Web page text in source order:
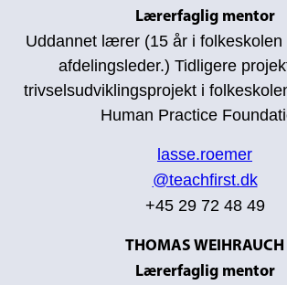
Lærerfaglig mentor
Uddannet lærer (15 år i
afdelingsleder.) Tidligere
trivselsudviklingsprojekt i
Human Practice
lasse.roemer
@teachfirst.dk
+45 29 72 48 49
THOMAS WEIHRAUCH
Lærerfaglig mentor